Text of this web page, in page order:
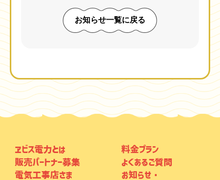
お知らせ一覧に戻る
ヱビス電力とは
料金プラン
販売パートナー募集
よくあるご質問
電気工事店さま
お知らせ・